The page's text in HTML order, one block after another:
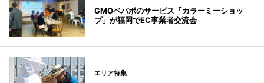
GMOペパボのサービス「カラーミーショッ
プ」が福岡でEC事業者交流会
エリア特集